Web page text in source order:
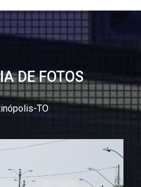
DE FOTOS
TO